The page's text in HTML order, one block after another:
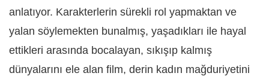
anlatıyor. Karakterlerin sürekli rol yapmaktan ve
yalan söylemekten bunalmış, yaşadıkları ile hayal
ettikleri arasında bocalayan, sıkışıp kalmış
dünyalarını ele alan film, derin kadın mağduriyetini